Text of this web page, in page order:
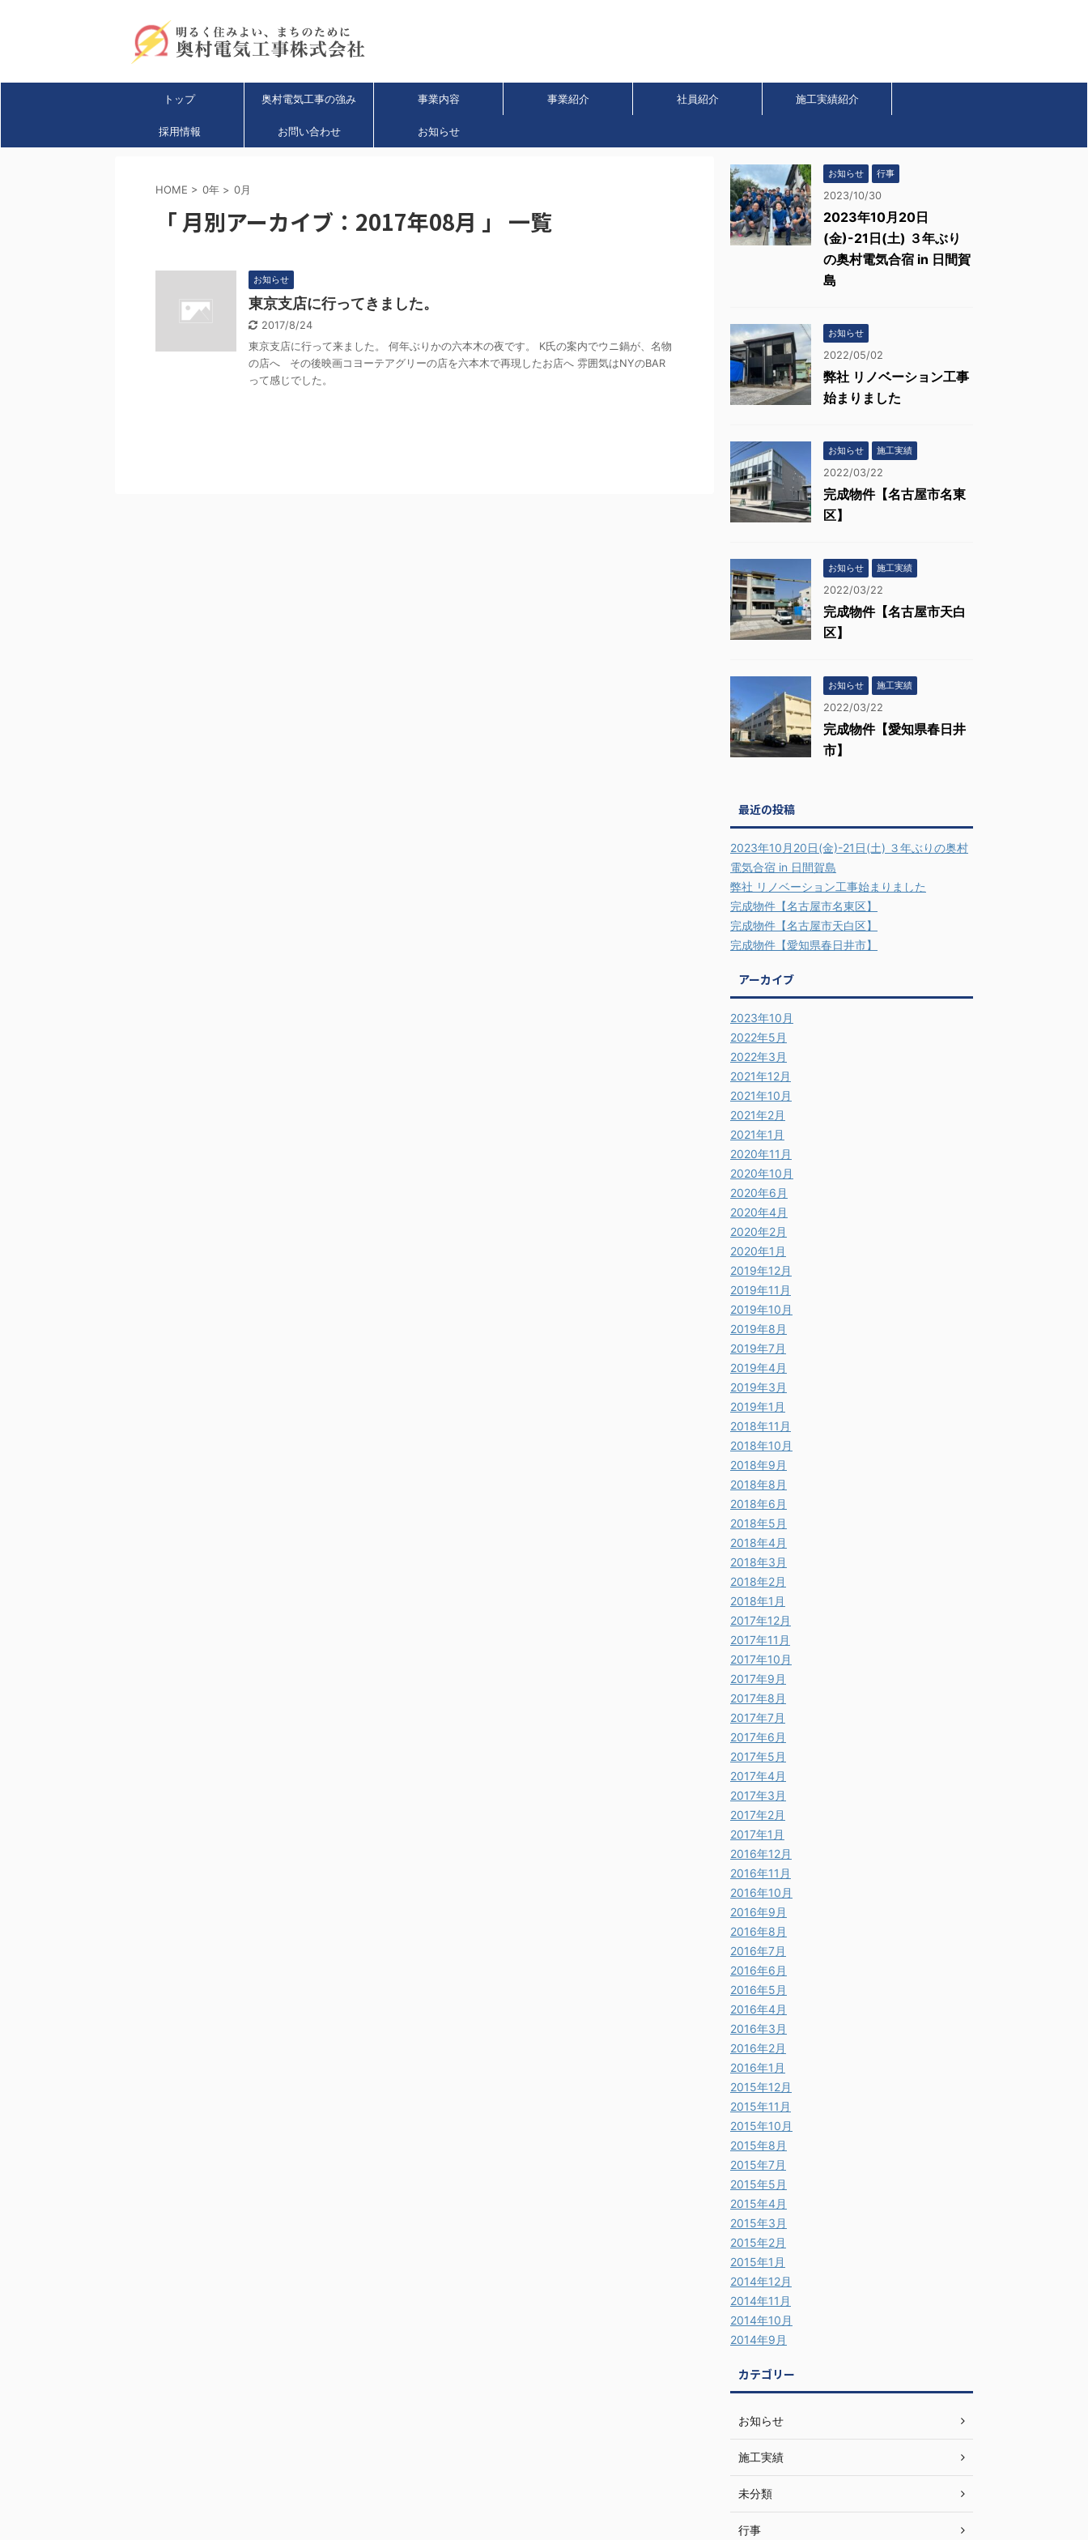
トップ 奥村電気工事の強み 事業内容 事業紹介 社員紹介 施工実績紹介
採用情報 お問い合わせ お知らせ
HOME > 0年 > 0月
「 月別アーカイブ：2017年08月 」 一覧
お知らせ
東京支店に行ってきました。
2017/8/24
東京支店に行って来ました。 何年ぶりかの六本木の夜です。 K氏の案内でウニ鍋が、名物
の店へ その後映画コヨーテアグリーの店を六本木で再現したお店へ 雰囲気はNYのBAR
って感じでした。
お知らせ 行事
2023/10/30
2023年10月20日
(金)-21日(土) ３年ぶり
の奥村電気合宿 in 日間賀
島
お知らせ
2022/05/02
弊社 リノベーション工事
始まりました
お知らせ 施工実績
2022/03/22
完成物件【名古屋市名東
区】
お知らせ 施工実績
2022/03/22
完成物件【名古屋市天白
区】
お知らせ 施工実績
2022/03/22
完成物件【愛知県春日井
市】
最近の投稿
2023年10月20日(金)-21日(土) ３年ぶりの奥村
電気合宿 in 日間賀島
弊社 リノベーション工事始まりました
完成物件【名古屋市名東区】
完成物件【名古屋市天白区】
完成物件【愛知県春日井市】
アーカイブ
2023年10月
2022年5月
2022年3月
2021年12月
2021年10月
2021年2月
2021年1月
2020年11月
2020年10月
2020年6月
2020年4月
2020年2月
2020年1月
2019年12月
2019年11月
2019年10月
2019年8月
2019年7月
2019年4月
2019年3月
2019年1月
2018年11月
2018年10月
2018年9月
2018年8月
2018年6月
2018年5月
2018年4月
2018年3月
2018年2月
2018年1月
2017年12月
2017年11月
2017年10月
2017年9月
2017年8月
2017年7月
2017年6月
2017年5月
2017年4月
2017年3月
2017年2月
2017年1月
2016年12月
2016年11月
2016年10月
2016年9月
2016年8月
2016年7月
2016年6月
2016年5月
2016年4月
2016年3月
2016年2月
2016年1月
2015年12月
2015年11月
2015年10月
2015年8月
2015年7月
2015年5月
2015年4月
2015年3月
2015年2月
2015年1月
2014年12月
2014年11月
2014年10月
2014年9月
カテゴリー
お知らせ
施工実績
未分類
行事